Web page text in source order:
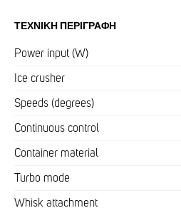
ΤΕΧΝΙΚΉ ΠΕΡΙΓΡΑΦΉ
Power input (W)
Ice crusher
Speeds (degrees)
Continuous control
Container material
Turbo mode
Whisk attachment